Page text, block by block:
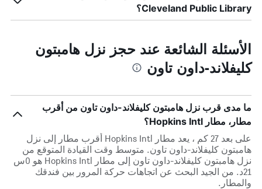
Cleveland Public Library؟
الأسئلة الشائعة عند حجز نزل هامبتون
كليفلاند-داون تاون
ما مدى قرب نزل هامبتون كليفلاند-داون تاون من أقرب
مطار، مطار Hopkins Intl؟
على بعد 27 كم ، يعد مطار Hopkins Intl أقرب مطار إلى نزل
هامبتون كليفلاند-داون تاون. متوسط وقت القيادة المتوقع من
نزل هامبتون كليفلاند-داون تاون إلى مطار Hopkins Intl هو 0س
21د. من الجيد البحث عن اتجاهات حركة المرور بين فندقك
والمطار.